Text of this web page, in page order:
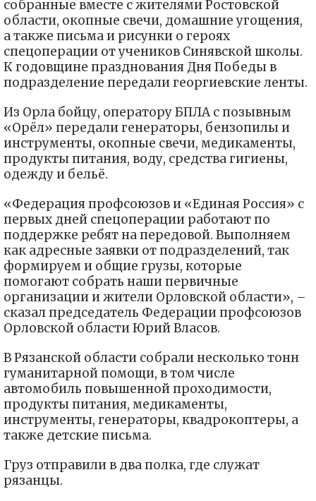
собранные вместе с жителями Ростовской
области, окопные свечи, домашние угощения,
а также письма и рисунки о героях
спецоперации от учеников Синявской школы.
К годовщине празднования Дня Победы в
подразделение передали георгиевские ленты.
Из Орла бойцу, оператору БПЛА с позывным
«Орёл» передали генераторы, бензопилы и
инструменты, окопные свечи, медикаменты,
продукты питания, воду, средства гигиены,
одежду и бельё.
«Федерация профсоюзов и «Единая Россия» с
первых дней спецоперации работают по
поддержке ребят на передовой. Выполняем
как адресные заявки от подразделений, так
формируем и общие грузы, которые
помогают собрать наши первичные
организации и жители Орловской области», –
сказал председатель Федерации профсоюзов
Орловской области Юрий Власов.
В Рязанской области собрали несколько тонн
гуманитарной помощи, в том числе
автомобиль повышенной проходимости,
продукты питания, медикаменты,
инструменты, генераторы, квадрокоптеры, а
также детские письма.
Груз отправили в два полка, где служат
рязанцы.